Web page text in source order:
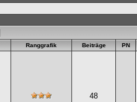
Ranggrafik Beiträge PN
48